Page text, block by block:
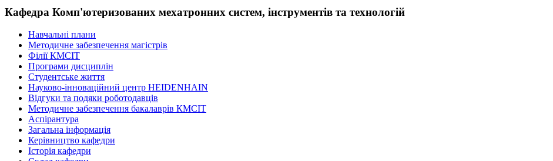
Кафедра Комп'ютеризованих мехатронних систем, інструментів та технологій
Навчальні плани
Методичне забезпечення магістрів
Філії КМСІТ
Програми дисциплін
Студентське життя
Науково-інноваційний центр HEIDENHAIN
Відгуки та подяки роботодавців
Методичне забезпечення бакалаврів КМСІТ
Аспірантура
Загальна інформація
Керівництво кафедри
Історія кафедри